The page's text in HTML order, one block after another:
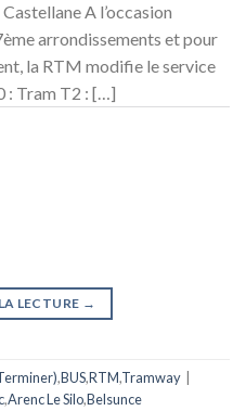
A l’occasion
arrondissements et pour
la RTM modifie le service
: Tram T2 : […]
LECTURE →
,BUS,RTM,Tramway
,Arenc Le Silo,Belsunce